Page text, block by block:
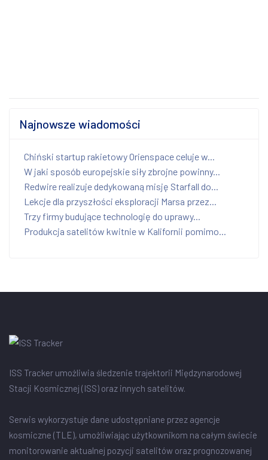
Najnowsze wiadomości
Chiński startup rakietowy Orienspace celuje w...
W jaki sposób europejskie siły zbrojne powinny...
Redwire realizuje dedykowaną misję Starfall do...
Lekcje dla przyszłości eksploracji Marsa przez...
Trzy firmy budujące technologię do uprawy...
Produkcja satelitów kwitnie w Kalifornii pomimo...
ISS Tracker umożliwia śledzenie trajektorii Międzynarodowej
Stacji Kosmicznej (ISS) oraz innych satelitów.
Serwis wykorzystuje dane udostępniane przez agencje
kosmiczne (TLE), umożliwiając użytkownikom na całym świecie
monitorowanie aktualnej pozycji satelitów oraz prognozowanej